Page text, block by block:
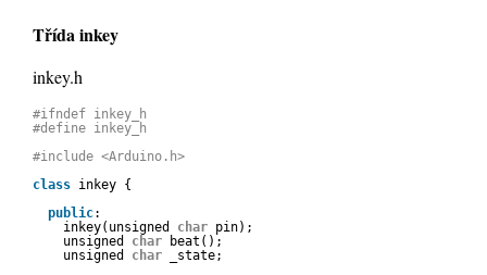
Třída inkey
inkey.h
#ifndef inkey_h
#define inkey_h
#include <Arduino.h>
class inkey {
public:
inkey(unsigned char pin);
unsigned char
beat();
unsigned char
_state;